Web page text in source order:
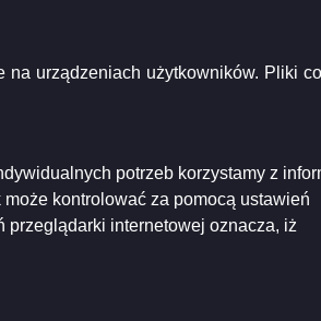
na urządzeniach użytkowników. Pliki
potrzeb korzystamy z
kontrolować za pomocą ustawień
internetowej oznacza, iż